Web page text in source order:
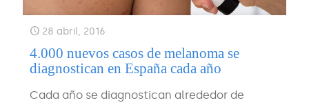
28 abril, 2016
4.000 nuevos casos de melanoma se
diagnostican en España cada año
Cada año se diagnostican alrededor de